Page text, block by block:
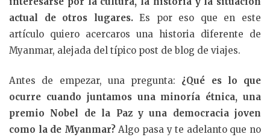
actual de otros lugares.Es por eso que en este
artículo quiero acercaros una historia diferente de
Myanmar, alejada del típico post de blog de viajes.
Antes de empezar, una pregunta: ¿Qué es lo que
ocurre cuando juntamos una minoría étnica, una
premio Nobel de la Paz y una democracia joven
como la de Myanmar?Algo pasa y te adelanto que no